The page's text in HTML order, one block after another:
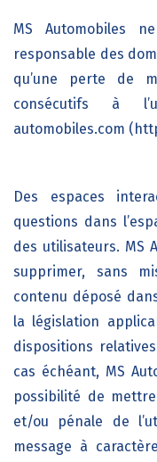
MS Automobiles ne
responsable des
qu’une perte de
consécutifs à
automobiles.com
Des espaces
questions dans
des utilisateurs. MS
supprimer, sans
contenu déposé
la législation
dispositions
cas échéant, MS
possibilité de
et/ou pénale de
message à